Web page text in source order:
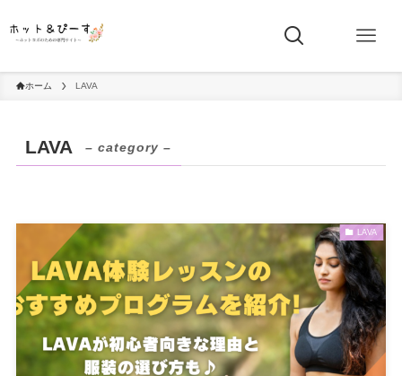
ホーム LAVA
LAVA – category –
LAVA